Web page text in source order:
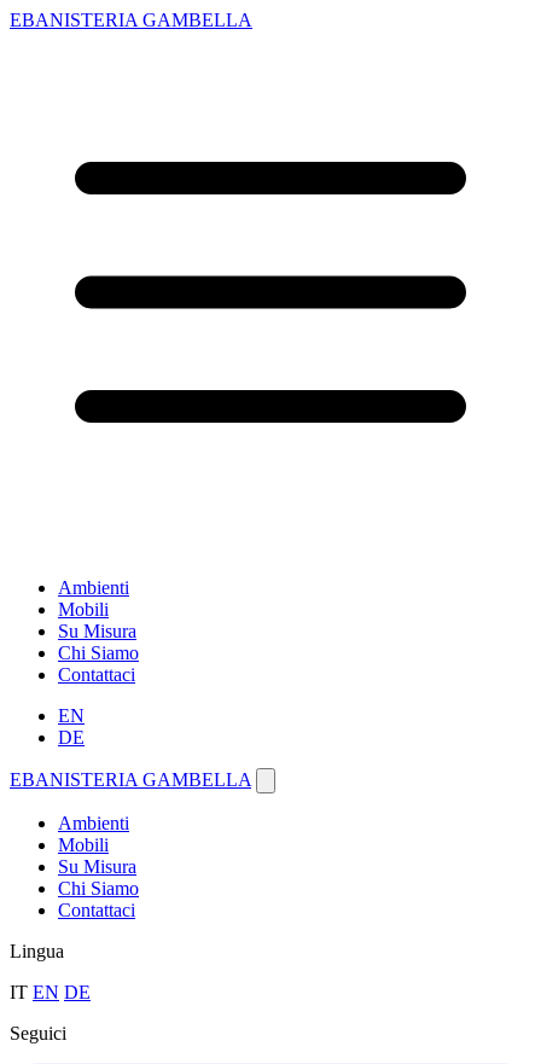
EBANISTERIA GAMBELLA
Ambienti
Mobili
Su Misura
Chi Siamo
Contattaci
EN
DE
EBANISTERIA GAMBELLA
Ambienti
Mobili
Su Misura
Chi Siamo
Contattaci
Lingua
IT EN DE
Seguici